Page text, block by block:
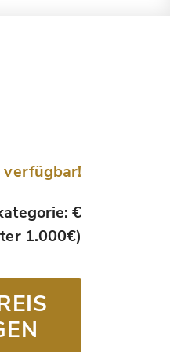
verfügbar!
€
1.000€)